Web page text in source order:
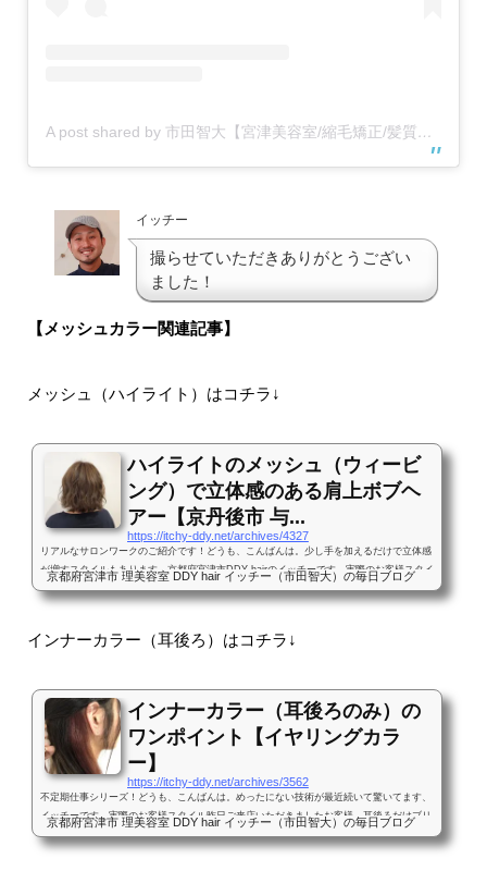
A post shared by 市田智大【宮津美容室/縮毛矯正/髪質改善/トリートメント】 (@itchy_ddy)
イッチー
撮らせていただきありがとうござい
ました！
【メッシュカラー関連記事】
メッシュ（ハイライト）はコチラ↓
ハイライトのメッシュ（ウィービ
ング）で立体感のある肩上ボブヘ
アー【京丹後市 与...
https://itchy-ddy.net/archives/4327
リアルなサロンワークのご紹介です！どうも、こんばんは。少し手を加えるだけで立体感
が増すスタイルもあります、京都府宮津市DDY hairのイッチーです。実際のお客様スタイ
コテアイロン32mm使用【整髪料】ボタニカルバーム【料金】カット¥3,990・カラー¥6,3
ーンにて¥12,630）初めてご来店いただいた時はロングヘアーだったのですが、少しずつ
京都府宮津市 理美容室 DDY hair イッチー（市田智大）の毎日ブログ
インナーカラー（耳後ろ）はコチラ↓
インナーカラー（耳後ろのみ）の
ワンポイント【イヤリングカラ
ー】
https://itchy-ddy.net/archives/3562
不定期仕事シリーズ！どうも、こんばんは。めったにない技術が最近続いて驚いてます、
イッチーです。実際のお客様スタイル昨日ご来店いただきましたお客様。耳後ろだけブリ
リーチオンカラーという施術をご希望だったので、その過程を撮らせていただきました(^
京都府宮津市 理美容室 DDY hair イッチー（市田智大）の毎日ブログ